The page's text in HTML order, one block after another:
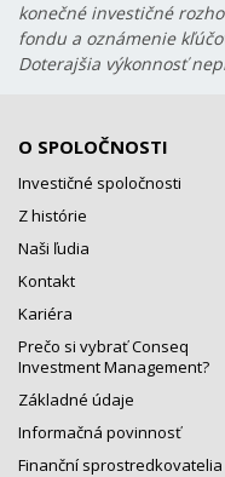
konečné investičné
fondu a oznámenie
Doterajšia výkonnosť
O SPOLOČNOSTI
Investičné spoločnosti
Z histórie
Naši ľudia
Kontakt
Kariéra
Prečo si vybrať Conseq
Investment Management?
Základné údaje
Informačná povinnosť
Finanční sprostredkovatelia